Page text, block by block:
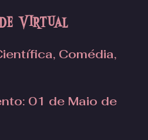
Virtual
Comédia,
: 01 de Maio de